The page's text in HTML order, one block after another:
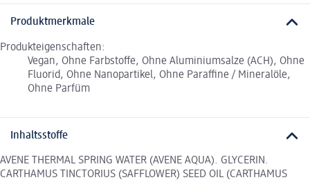
Produktmerkmale
Produkteigenschaften:
Vegan, Ohne Farbstoffe, Ohne Aluminiumsalze (ACH), Ohne
Fluorid, Ohne Nanopartikel, Ohne Paraffine / Mineralöle,
Ohne Parfüm
Inhaltsstoffe
AVENE THERMAL SPRING WATER (AVENE AQUA). GLYCERIN.
CARTHAMUS TINCTORIUS (SAFFLOWER) SEED OIL (CARTHAMUS